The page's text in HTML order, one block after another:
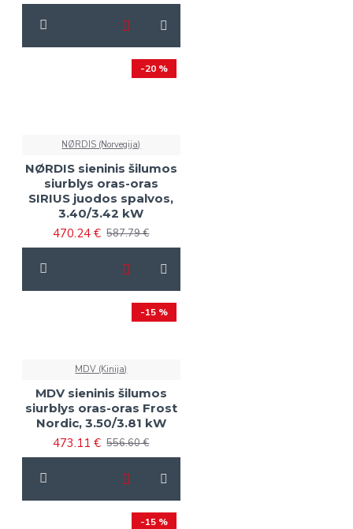
-20 %
NØRDIS (Norvegija)
NØRDIS sieninis šilumos
siurblys oras-oras
SIRIUS juodos spalvos,
3.40/3.42 kW
470.24 € 587.79 €
-15 %
MDV (Kinija)
MDV sieninis šilumos
siurblys oras-oras Frost
Nordic, 3.50/3.81 kW
473.11 € 556.60 €
-15 %